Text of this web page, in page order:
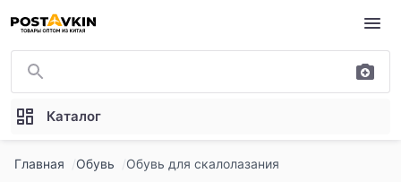
Перейти к основному содержимому
Каталог
Главная Обувь Обувь для скалолазания